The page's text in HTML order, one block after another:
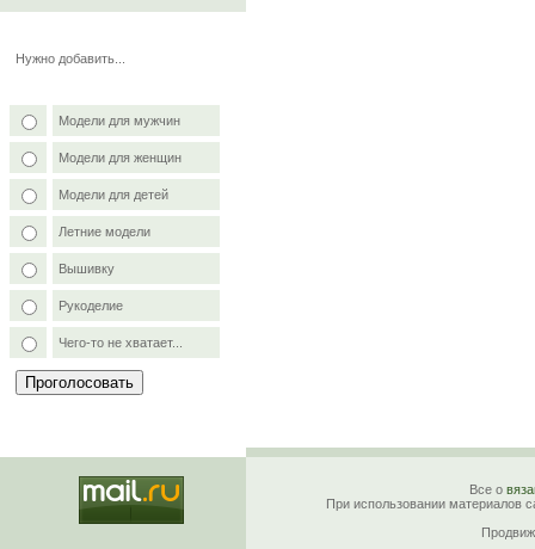
Нужно добавить...
Модели для мужчин
Модели для женщин
Модели для детей
Летние модели
Вышивку
Рукоделие
Чего-то не хватает...
Все о
При использовании материалов